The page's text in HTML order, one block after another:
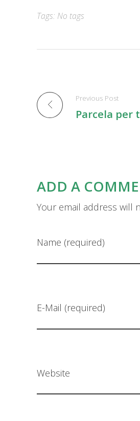
Tags: No tags
Previous Post
Parcela per
ADD A
Your email address will
Name (required)
E-Mail (required)
Website